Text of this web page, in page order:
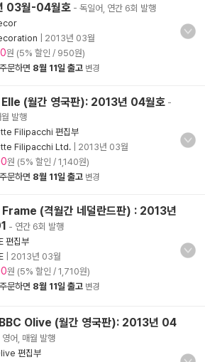
03월-04월호 - 독일어, 연간 6회 발행
2013년 03월
원 (5% 할인 / 950원)
문하면 8월 11일 출고 변경
(월간 영국판): 2013년 04월호 -
발행
Filipacchi 편집부
Filipacchi Ltd.
2013년 03월
원 (5% 할인 / 1,140원)
문하면 8월 11일 출고 변경
(격월간 네덜란드판) : 2013년
- 연간 6회 발행
편집부
2013년 03월
원 (5% 할인 / 1,710원)
문하면 8월 11일 출고 변경
Olive (월간 영국판): 2013년 04
어, 매월 발행
편집부